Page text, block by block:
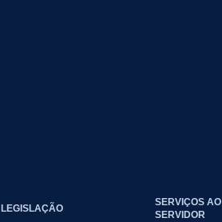
LEGISLAÇÃO
SERVIÇOS AO
SERVIDOR